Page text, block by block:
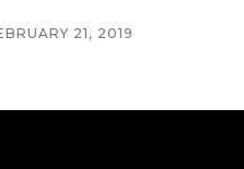
21, 2019